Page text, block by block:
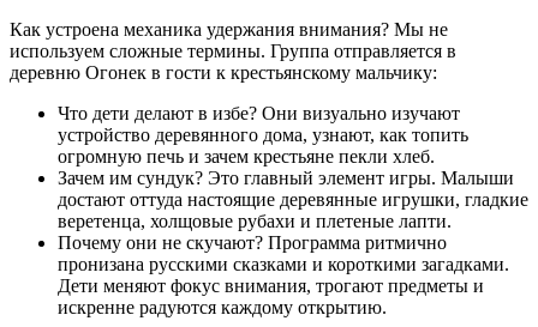
Как устроена механика удержания внимания? Мы не
используем сложные термины. Группа отправляется в
деревню Огонек в гости к крестьянскому мальчику:
Что дети делают в избе? Они визуально изучают
устройство деревянного дома, узнают, как топить
огромную печь и зачем крестьяне пекли хлеб.
Зачем им сундук? Это главный элемент игры. Малыши
достают оттуда настоящие деревянные игрушки, гладкие
веретенца, холщовые рубахи и плетеные лапти.
Почему они не скучают? Программа ритмично
пронизана русскими сказками и короткими загадками.
Дети меняют фокус внимания, трогают предметы и
искренне радуются каждому открытию.